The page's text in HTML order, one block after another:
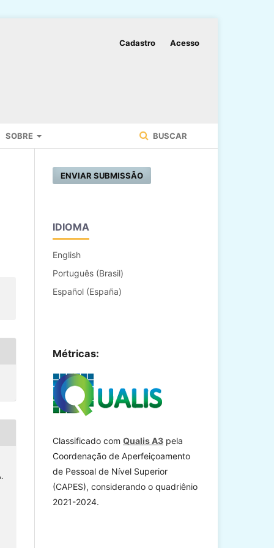
SOBRE BUSCAR
Cadastro Acesso
ENVIAR SUBMISSÃO
IDIOMA
English
Português (Brasil)
Español (España)
Métricas:
Classificado com Qualis A3 pela
Coordenação de Aperfeiçoamento
de Pessoal de Nível Superior
(CAPES), considerando o quadriênio
2021-2024.